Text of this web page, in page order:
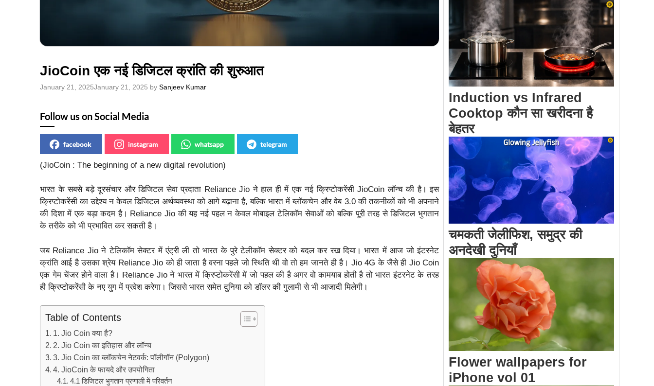
JioCoin एक नई डिजिटल क्रांति की शुरुआत
January 21, 2025January 21, 2025 by Sanjeev Kumar
Follow us on Social Media
facebook instagram whatsapp telegram
(JioCoin : The beginning of a new digital revolution)
भारत के सबसे बड़े दूरसंचार और डिजिटल सेवा प्रदाता Reliance Jio ने हाल ही में एक नई क्रिप्टोकरेंसी JioCoin लॉन्च की है। इस
क्रिप्टोकरेंसी का उद्देश्य न केवल डिजिटल अर्थव्यवस्था को आगे बढ़ाना है, बल्कि भारत में ब्लॉकचेन और वेब 3.0 की तकनीकों को भी अपनाने
की दिशा में एक बड़ा कदम है। Reliance Jio की यह नई पहल न केवल मोबाइल टेलिकॉम सेवाओं को बल्कि पूरी तरह से डिजिटल भुगतान
के तरीके को भी प्रभावित कर सकती है।
जब Reliance Jio ने टेलिकॉम सेक्टर में एंट्री ली तो भारत के पुरे टेलीकॉम सेक्टर को बदल कर रख दिया। भारत में आज जो इंटरनेट
क्रांति आई है उसका श्रेय Reliance Jio को ही जाता है वरना पहले जो स्थिति थी वो तो हम जानते ही है। Jio 4G के जैसे ही Jio Coin
एक गेम चेंजर होने वाला है। Reliance Jio ने भारत में क्रिप्टोकरेंसी में जो पहल की है अगर वो कामयाब होती है तो भारत इंटरनेट के तरह
ही क्रिप्टोकरेंसी के नए युग में प्रवेश करेगा। जिससे भारत समेत दुनिया को डॉलर की गुलामी से भी आजादी मिलेगी।
Table of Contents
1. Jio Coin क्या है?
2. Jio Coin का इतिहास और लॉन्च
3. Jio Coin का ब्लॉकचेन नेटवर्क: पॉलीगॉन (Polygon)
4. JioCoin के फायदे और उपयोगिता
4.1 डिजिटल भुगतान प्रणाली में परिवर्तन
Induction vs Infrared
Cooktop कौन सा खरीदना है
बेहतर
चमकती जेलीफिश, समुद्र की
अनदेखी दुनियाँ
Flower wallpapers for
iPhone vol 01